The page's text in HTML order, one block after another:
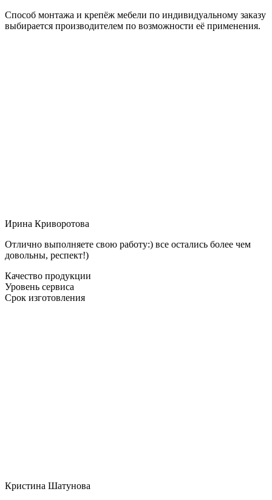
Способ монтажа и крепёж мебели по индивидуальному заказу
выбирается производителем по возможности её применения.
Ирина Криворотова
Отлично выполняете свою работу:) все остались более чем
довольны, респект!)
Качество продукции
Уровень сервиса
Срок изготовления
Кристина Шатунова